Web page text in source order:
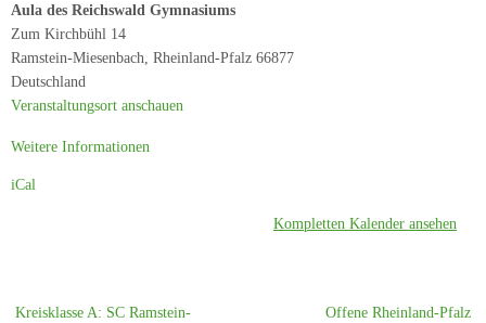
Aula des Reichswald Gymnasiums
Zum Kirchbühl 14
Ramstein-Miesenbach Rheinland-Pfalz 66877
Deutschland
Veranstaltungsort anschauen
Weitere Informationen
iCal
Kompletten Kalender ansehen
Kreisklasse A: SC Ramstein-
Offene Rheinland-Pfalz